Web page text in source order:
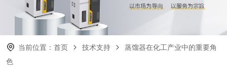
当前位置： 首页 技术支持
蒸馏器在化工产业中的重要角
色